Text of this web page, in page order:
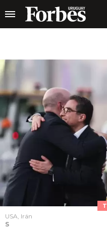
USA, Irán
S